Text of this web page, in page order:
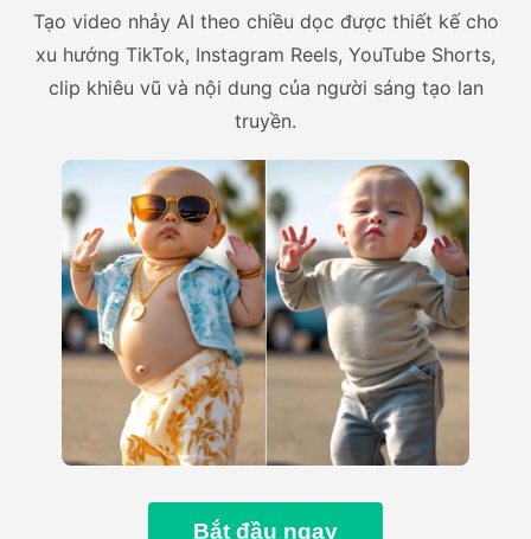
Tạo video nhảy AI theo chiều dọc được thiết kế cho
xu hướng TikTok, Instagram Reels, YouTube Shorts,
clip khiêu vũ và nội dung của người sáng tạo lan
truyền.
Bắt đầu ngay